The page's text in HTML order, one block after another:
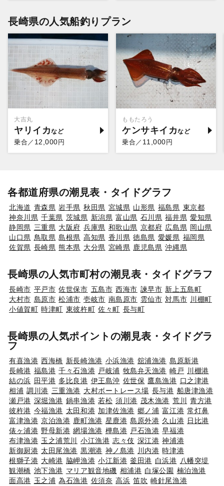
長崎県の人気船釣りプラン
大吉丸
ヤリイカ
乗合／ 12,000円
ももたろう
ケンサキイカ
乗合／ 11,000円
各都道府県の潮見表・タイドグラフ
北海道 青森県 岩手県 秋田県 宮城県 山形県 福島県 東京都
神奈川県 千葉県 茨城県 新潟県 富山県 石川県 福井県 愛知県
静岡県 三重県 大阪府 兵庫県 和歌山県 京都府 広島県 岡山県
山口県 鳥取県 島根県 高知県 香川県 徳島県 愛媛県 福岡県
佐賀県 長崎県 熊本県 大分県 宮崎県 鹿児島県 沖縄県
長崎県の人気市町村の潮見表・タイドグラフ
長崎市 平戸市 佐世保市 五島市 西海市 諫早市 新上五島町
大村市 島原市 松浦市 壱岐市 南島原市 雲仙市 対馬市 川棚町
小値賀町 時津町 東彼杵町 佐々町 長与町
長崎県の人気ポイントの潮見表・タイドグラ
フ
有喜漁港 西海橋 新長崎漁港 小浜漁港 舘浦漁港 島原新港
長崎港 福島港 千々石漁港 戸岐浦 牧島弁天漁港 崎戸
川棚港
結の浜 田平港 多比良港 伊王島沖 佐世保 鷹島漁港 口之津港
相浦 調川港 三重漁港 大村ボートレース場 長与港 船唐津漁港
瀬戸港 深堀漁港 鍋串漁港 若松 須川港 茂木漁港 荒川 青方港
彼杵港 今福漁港 太田和港 加津佐漁港 郷ノ浦 富江港 常灯鼻
富津漁港 京泊漁港 鹿町漁港 星鹿港 島原外港 久山港 日比港
俵ヶ浦港 野母新港 網場漁港 樺島港 戸石漁港 早福港
布津漁港 玉之浦荒川 小江漁港 志々伎 深江港 神浦港
新御厨港 太田尾漁港 黒潮港 神ノ島港 川内港 時津港
根獅子港 大崎港 脇岬漁港 小江新港 釜田港 白浜港 八幡突堤
観潮橋 池下漁港 マリア観音地磯 相浦港 白塚公園 楠泊漁港
面高港 玉之浦 為石漁港 佐須奈 高浜 笛吹 崎針尾漁港